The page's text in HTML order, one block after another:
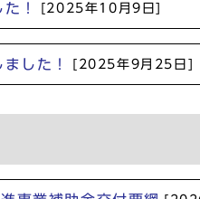
！ [2025年10月9日]
した！ [2025年9月25日]